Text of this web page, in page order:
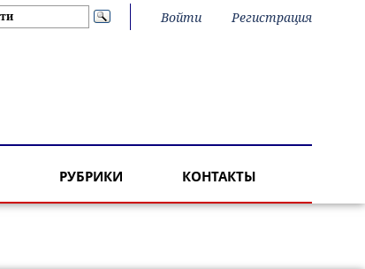
Войти Регистрация
РУБРИКИ КОНТАКТЫ